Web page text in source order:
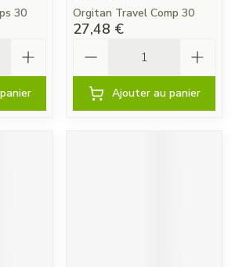
30
Orgitan Travel Comp 30
27,48 €
Ajouter au panier